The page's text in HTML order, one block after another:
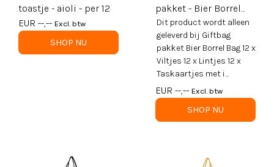
toastje - aioli - per 12
EUR --,-- Excl. btw
SHOP NU
pakket - Bier Borrel
Bag
Dit product wordt alleen
geleverd bij Giftbag
pakket Bier Borrel Bag 12 x
Viltjes 12 x Lintjes 12 x
Taskaartjes met i...
EUR --,-- Excl. btw
SHOP NU